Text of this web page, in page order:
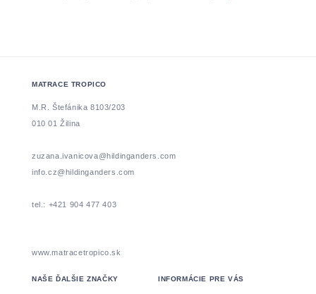
MATRACE TROPICO
M.R. Štefánika 8103/203
010 01 Žilina
zuzana.ivanicova@hildinganders.com
info.cz@hildinganders.com
tel.: +421 904 477 403
www.matracetropico.sk
NAŠE ĎALŠIE ZNAČKY INFORMÁCIE PRE VÁS